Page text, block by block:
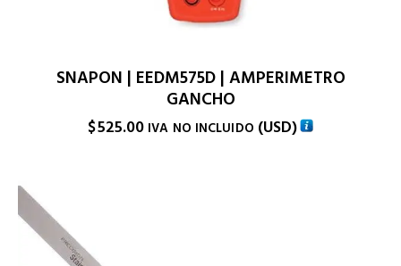
SNAPON | EEDM575D | AMPERIMETRO
GANCHO
$525.00 IVA NO INCLUIDO (USD)